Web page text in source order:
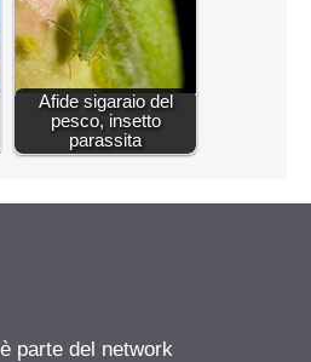
Afide sigaraio del
pesco, insetto
parassita
parte del network